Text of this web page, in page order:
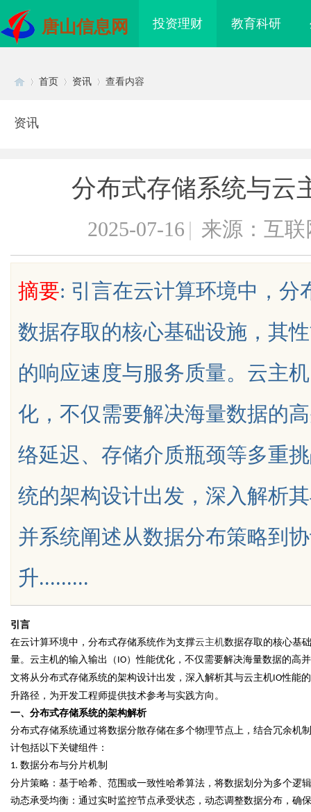
唐山信息网 投资理财 教育科研
Bo
首页 资讯 查看内容
资讯
分布式存储系统与云
2025-07-16 | 来源：互联
摘要: 引言在云计算环境中，分
数据存取的核心基础设施，其
的响应速度与服务质量。云主
化，不仅需要解决海量数据的
络延迟、存储介质瓶颈等多重
统的架构设计出发，深入解析
并系统阐述从数据分布策略到
升.........
引言
在云计算环境中，分布式存储系统作为支撑云主机数据存取的核心基
量。云主机的输入输出（ IO）性能优化，不仅需要解决海量数据的高
文将从分布式存储系统的架构设计出发，深入解析其与云主机IO性能
升路径，为开发工程师提供技术参考与实践方向。
一、分布式存储系统的架构解析
分布式存储系统通过将数据分散存储在多个物理节点上，结合冗余机
计包括以下关键组件：
1. 数据分布与分片机制
分片策略：基于哈希、范围或一致性哈希算法，将数据划分为多个逻
动态承受均衡：通过实时监控节点承受状态，动态调整数据分布，确
中的重要作用与应用 展的先